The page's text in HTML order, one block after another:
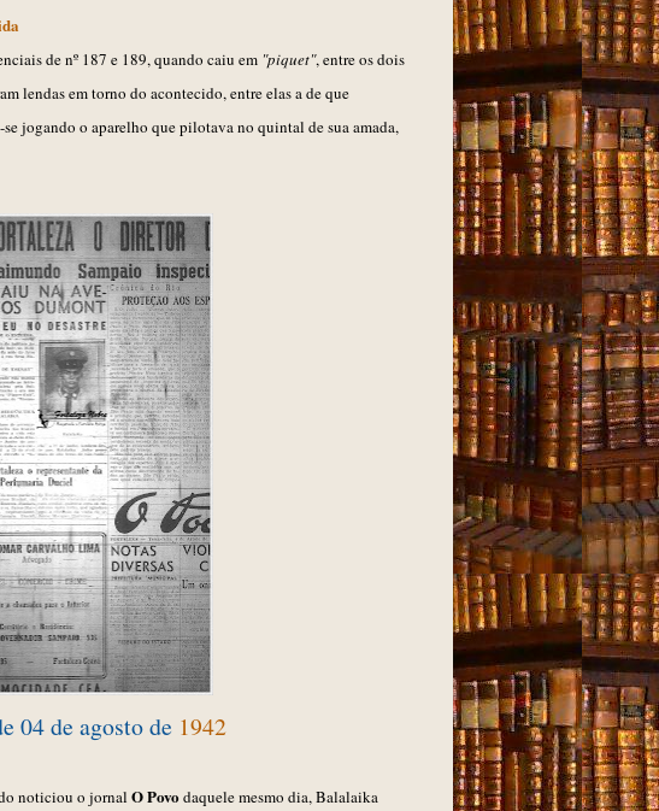
de nº 187 e 189, quando caiu em "piquet", entre os dois
lendas em torno do acontecido, entre elas a de que
jogando o aparelho que pilotava no quintal de sua amada,
04 de agosto de 1942
noticiou o jornal O Povo daquele mesmo dia, Balalaika